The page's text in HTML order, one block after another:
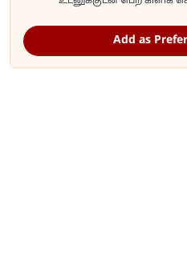
Add as